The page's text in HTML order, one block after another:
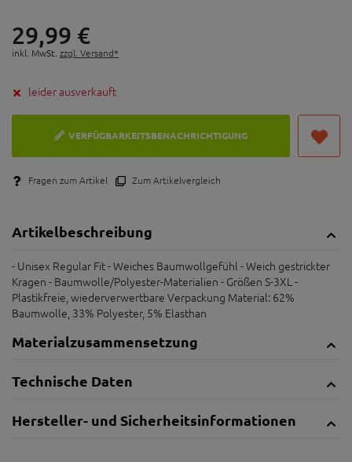
29,99 €
inkl. MwSt. zzgl. Versand*
leider ausverkauft
VERFÜGBARKEITSBENACHRICHTIGUNG
Fragen zum Artikel Zum Artikelvergleich
Artikelbeschreibung
- Unisex Regular Fit - Weiches Baumwollgefühl - Weich gestrickter
Kragen - Baumwolle/Polyester-Materialien - Größen S-3XL -
Plastikfreie, wiederverwertbare Verpackung Material: 62%
Baumwolle, 33% Polyester, 5% Elasthan
Materialzusammensetzung
Technische Daten
Hersteller- und Sicherheitsinformationen